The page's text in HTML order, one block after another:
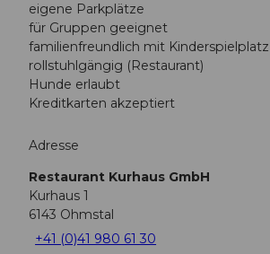
eigene Parkplätze
für Gruppen geeignet
familienfreundlich mit Kinderspielplatz
rollstuhlgängig (Restaurant)
Hunde erlaubt
Kreditkarten akzeptiert
Adresse
Restaurant Kurhaus GmbH
Kurhaus 1
6143 Ohmstal
+41 (0)41 980 61 30